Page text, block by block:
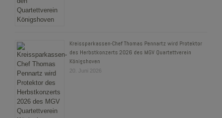
Kreissparkassen-Chef Thomas Pennartz wird Protektor
des Herbstkonzerts 2026 des MGV Quartettverein
Königshoven
20. Juni 2026